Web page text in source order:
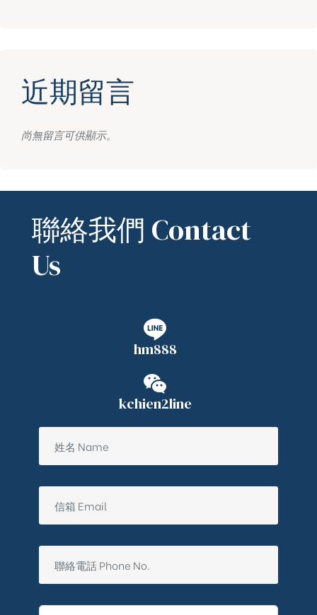
近期留言
尚無留言可供顯示。
聯絡我們 Contact
Us
hm888
kchien2line